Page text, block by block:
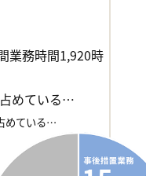
業務時間1,920時
めている…
めている…